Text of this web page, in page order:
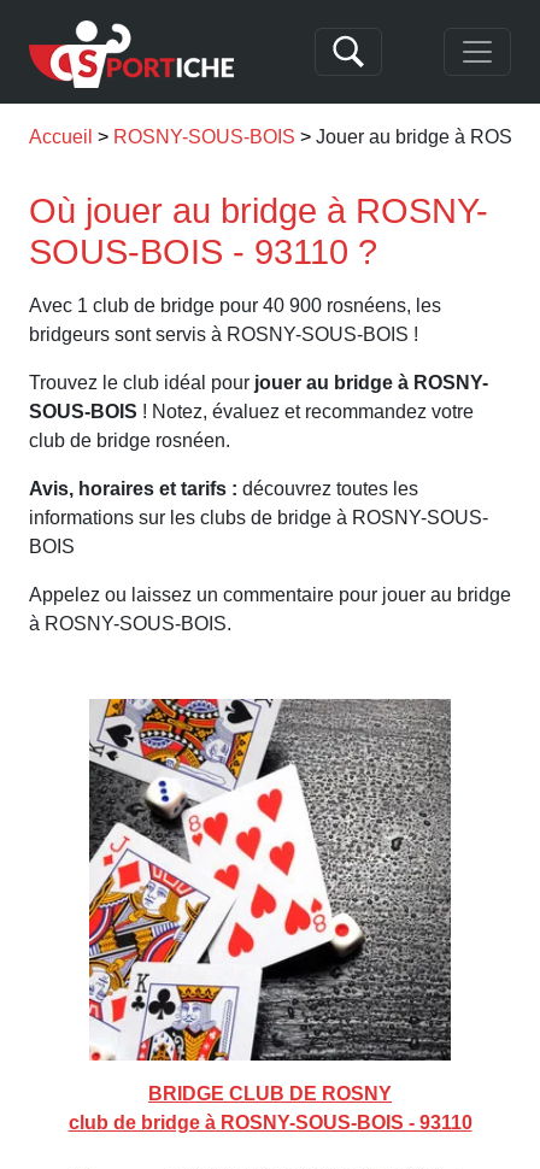
Accueil ROSNY-SOUS-BOIS Jouer au bridge à
Où jouer au bridge à ROSNY-
SOUS-BOIS - 93110 ?
Avec 1 club de bridge pour 40 900 rosnéens, les
bridgeurs sont servis à ROSNY-SOUS-BOIS !
Trouvez le club idéal pour jouer au bridge à ROSNY-
SOUS-BOIS ! Notez, évaluez et recommandez votre
club de bridge rosnéen.
Avis, horaires et tarifs : découvrez toutes les
informations sur les clubs de bridge à ROSNY-SOUS-
BOIS
Appelez ou laissez un commentaire pour jouer au bridge
à ROSNY-SOUS-BOIS.
BRIDGE CLUB DE ROSNY
club de bridge à ROSNY-SOUS-BOIS - 93110